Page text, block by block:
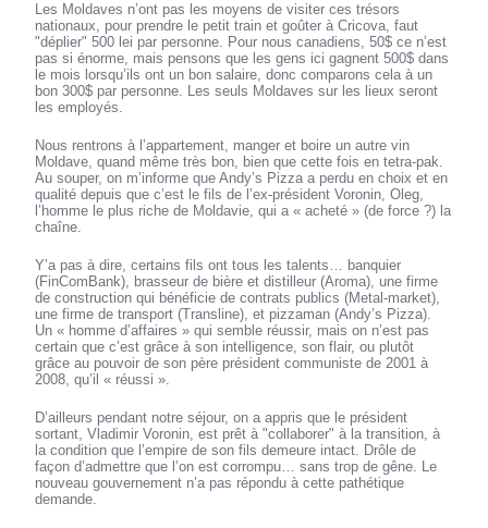
Les Moldaves n’ont pas les moyens de visiter ces trésors
nationaux, pour prendre le petit train et goûter à Cricova, faut
"déplier" 500 lei par personne. Pour nous canadiens, 50$ ce n’est
pas si énorme, mais pensons que les gens ici gagnent 500$ dans
le mois lorsqu’ils ont un bon salaire, donc comparons cela à un
bon 300$ par personne. Les seuls Moldaves sur les lieux seront
les employés.
Nous rentrons à l’appartement, manger et boire un autre vin
Moldave, quand même très bon, bien que cette fois en tetra-pak.
Au souper, on m’informe que Andy’s Pizza a perdu en choix et en
qualité depuis que c’est le fils de l’ex-président Voronin, Oleg,
l’homme le plus riche de Moldavie, qui a « acheté » (de force ?) la
chaîne.
Y’a pas à dire, certains fils ont tous les talents… banquier
(FinComBank), brasseur de bière et distilleur (Aroma), une firme
de construction qui bénéficie de contrats publics (Metal-market),
une firme de transport (Transline), et pizzaman (Andy’s Pizza).
Un « homme d’affaires » qui semble réussir, mais on n’est pas
certain que c’est grâce à son intelligence, son flair, ou plutôt
grâce au pouvoir de son père président communiste de 2001 à
2008, qu’il « réussi ».
D’ailleurs pendant notre séjour, on a appris que le président
sortant, Vladimir Voronin, est prêt à "collaborer" à la transition, à
la condition que l’empire de son fils demeure intact. Drôle de
façon d’admettre que l’on est corrompu… sans trop de gêne. Le
nouveau gouvernement n’a pas répondu à cette pathétique
demande.